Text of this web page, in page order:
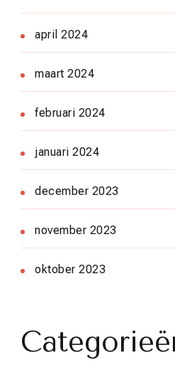
april 2024
maart 2024
februari 2024
januari 2024
december 2023
november 2023
oktober 2023